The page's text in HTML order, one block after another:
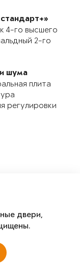
4-го высшего
2-го
шума
плита
регулировки
двери,